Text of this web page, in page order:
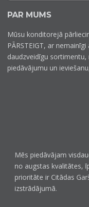
PAR MUMS
Mūsu konditorejā
PĀRSTEIGT, ar
daudzveidīgu
piedāvājumu un
Mēs piedāvājam
no augstas kvalitātes,
prioritāte ir Citādas
izstrādājumā.